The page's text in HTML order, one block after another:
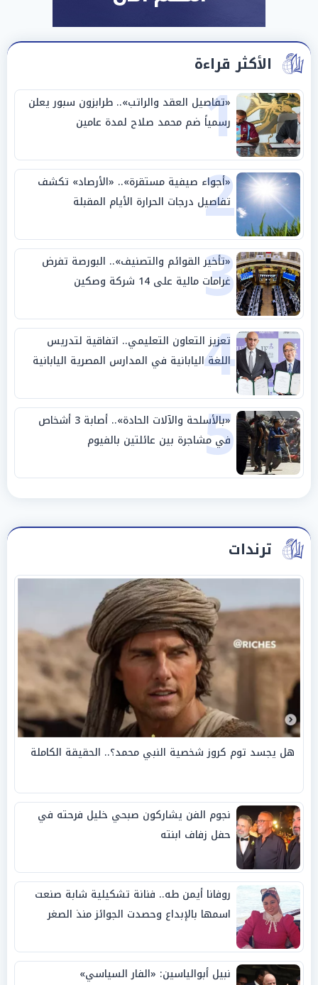
الأكثر قراءة
1
«تفاصيل العقد والراتب».. طرابزون سبور يعلن
رسمياً ضم محمد صلاح لمدة عامين
2
«أجواء صيفية مستقرة».. «الأرصاد» تكشف
تفاصيل درجات الحرارة الأيام المقبلة
3
«تأخير القوائم والتصنيف».. البورصة تفرض
غرامات مالية على 14 شركة وصكين
4
تعزيز التعاون التعليمي.. اتفاقية لتدريس
اللغة اليابانية في المدارس المصرية اليابانية
5
«بالأسلحة والآلات الحادة».. أصابة 3 أشخاص
في مشاجرة بين عائلتين بالفيوم
ترندات
هل يجسد توم كروز شخصية النبي محمد؟.. الحقيقة الكاملة
نجوم الفن يشاركون صبحي خليل فرحته في
حفل زفاف ابنته
روفانا أيمن طه.. فنانة تشكيلية شابة صنعت
اسمها بالإبداع وحصدت الجوائز منذ الصغر
نبيل أبوالياسين: «الفار السياسي»